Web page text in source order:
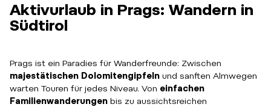
Aktivurlaub in Prags: Wandern in
Südtirol
Prags ist ein Paradies für Wanderfreunde: Zwischen
majestätischen Dolomitengipfeln und sanften Almwegen
warten Touren für jedes Niveau. Von einfachen
Familienwanderungen bis zu aussichtsreichen